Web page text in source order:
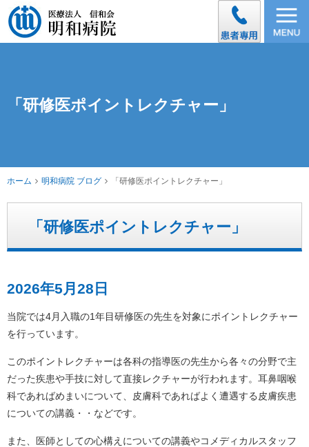
「研修医ポイントレクチャー」
ホーム 明和病院 ブログ 「研修医ポイントレクチャー」
「研修医ポイントレクチャー」
2026年5月28日
当院では4月入職の1年目研修医の先生を対象にポイントレクチャー
を行っています。
このポイントレクチャーは各科の指導医の先生から各々の分野で主
だった疾患や手技に対して直接レクチャーが行われます。耳鼻咽喉
科であればめまいについて、皮膚科であればよく遭遇する皮膚疾患
についての講義・・などです。
また、医師としての心構えについての講義やコメディカルスタッフ